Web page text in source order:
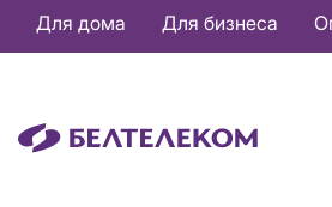
Основная
навигация
Для дома Для бизнеса